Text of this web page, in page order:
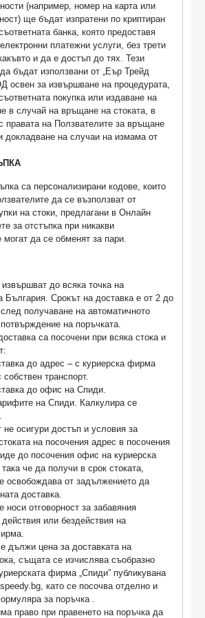
(например, номер на карта или
ще бъдат изпратени по криптиран
банка, която предоставя
платежни услуги, без трети
и да е достъп до тях. Тези
бъдат използвани от „Еър Трейд
освен за извършване на процедурата,
покупка или издаване на
в случай на връщане на стоката, в
правата на Ползвателите за връщане
докладване на случаи на измама от
са персонализирани кодове, които
да се възползват от
на стоки, предлагани в Онлайн
за отстъпка при никакви
могат да се обменят за пари.
извършват до всяка точка на
България. Срокът на доставка е от 2 до
получаване на автоматичното
на поръчката.
са посочени при всяка стока и
до адрес – с куриерска фирма
транспорт.
до офис на Спиди.
на Спиди. Калкулира се
не осигури достъп и условия за
на посочения адрес в посочения
до посочения офис на куриерска
че да получи в срок стоката,
освобождава от задължението да
доставка.
носи отговорност за забавяния
или бездействия на
дължи цена за доставката на
същата се изчислява съобразно
фирма „Спиди” публикувана
като се посочва отделно и
за поръчка .
право при правенето на поръчка да